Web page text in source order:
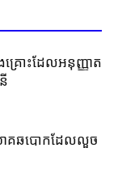
រោះដែលអនុញ្ញាត
គឆបោកដែលលួច